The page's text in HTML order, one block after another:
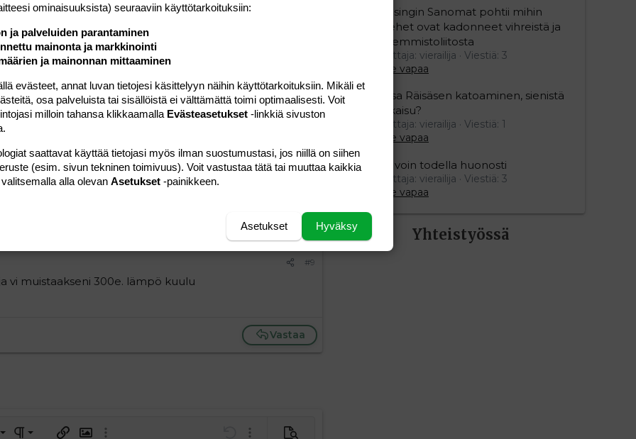
#8
Vastaa
#9
vi muistaakseni 300e. lämpö kuulu
Vastaa
lista
vasemmalle
Helsingin Sanomat pohtii mihin
miehet ovat kadonneet vihreistä ja
vasemmistoliitosta
Aloittaja: vierailija
Viestiä: 3
Aihe vapaa
Raisa Räisäsen katoaminen, sienistä
ratkaisu?
Aloittaja: vierailija
Viestiä: 1
Aihe vapaa
Mä voin todella huonosti
Aloittaja: vierailija
Viestiä: 3
Aihe vapaa
Yhteistyössä
ominaisuuk­sista) seuraaviin käyttötarkoituksiin:
ja palveluiden parantaminen
mainonta ja markkinointi
ja mainonnan mittaaminen
evästeet, annat luvan tietojesi käsittelyyn näihin käyttötarkoituksiin. Mikäli et
osa palveluista tai sisällöistä ei välttämättä toimi optimaalisesti. Voit
milloin tahansa klikkaamalla Evästeasetukset -linkkiä sivuston
saattavat käyttää tietojasi myös ilman suostumustasi, jos niillä on siihen
(esim. sivun tekninen toimivuus). Voit vastustaa tätä tai muuttaa kaikkia
alla olevan Asetukset -painikkeen.
Hyväksy
Asetukset